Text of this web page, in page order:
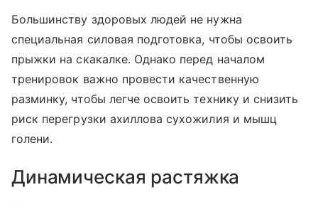
Большинству здоровых людей не нужна
специальная силовая подготовка, чтобы освоить
прыжки на скакалке. Однако перед началом
тренировок важно провести качественную
разминку, чтобы легче освоить технику и снизить
риск перегрузки ахиллова сухожилия и мышц
голени.
Динамическая растяжка